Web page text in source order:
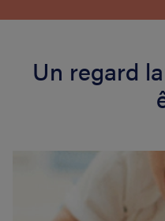
Un regard